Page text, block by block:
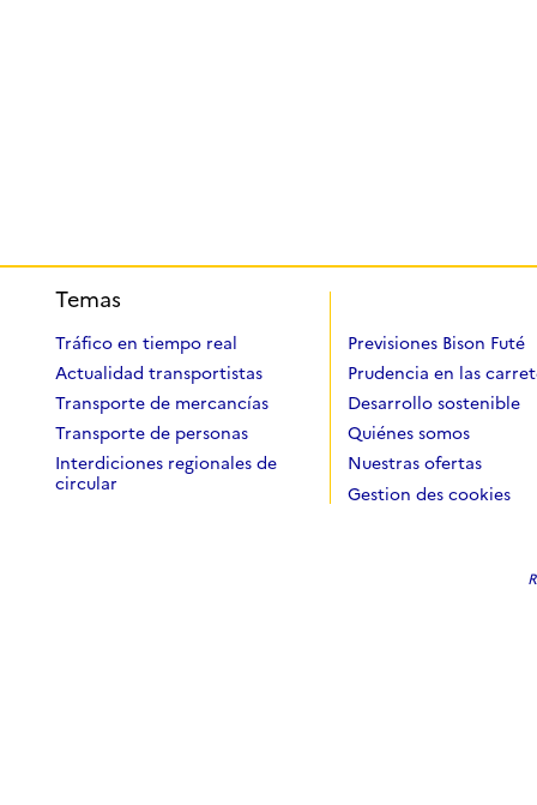
Temas
Tráfico en tiempo real
Actualidad transportistas
Transporte de mercancías
Transporte de personas
Interdiciones regionales de
circular
Previsiones Bison Futé
Prudencia en las
Desarrollo sostenible
Quiénes somos
Nuestras ofertas
Gestion des cookies